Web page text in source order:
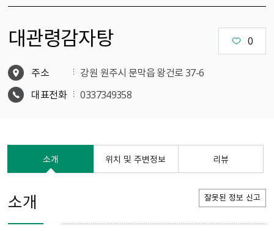
대관령감자탕 0
주소
강원 원주시 문막읍 왕건로 37-6
대표전화
0337349358
소개 위치 및 주변정보 리뷰
소개 잘못된 정보 신고